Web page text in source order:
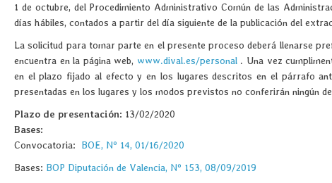
1 de octubre, del Procedimiento Administrativo Común de las
días hábiles, contados a partir del día siguiente de la publicación del
La solicitud para tomar parte en el presente proceso deberá llenarse
encuentra en la página web, www.dival.es/personal. Una vez
en el plazo fijado al efecto y en los lugares descritos en el párrafo
presentadas en los lugares y los modos previstos no conferirán ningún
Plazo de presentación: 13/02/2020
Bases:
Convocatoria: BOE, Nº 14, 01/16/2020
Bases: BOP Diputación de Valencia, Nº 153, 08/09/2019